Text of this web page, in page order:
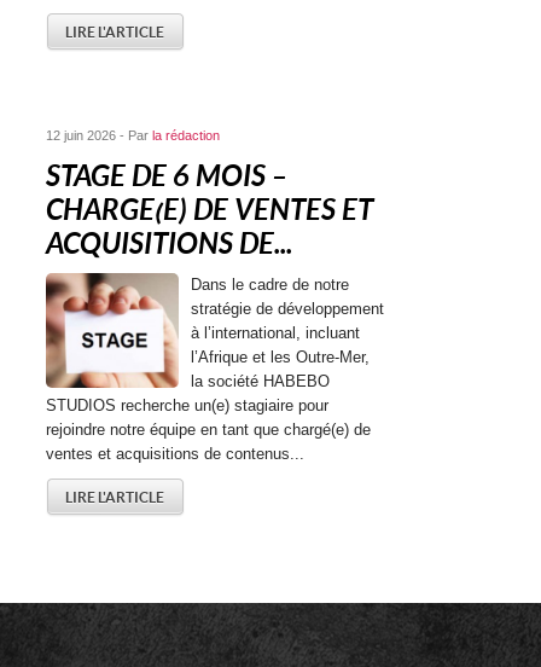
LIRE L'ARTICLE
12 juin 2026 - Parla rédaction
STAGE DE 6 MOIS –
CHARGE(E) DE VENTES ET
ACQUISITIONS DE...
Dans le cadre de notre
stratégie de développement
à l’international, incluant
l’Afrique et les Outre-Mer,
la société HABEBO
STUDIOS recherche un(e) stagiaire pour
rejoindre notre équipe en tant que chargé(e) de
ventes et acquisitions de contenus...
LIRE L'ARTICLE